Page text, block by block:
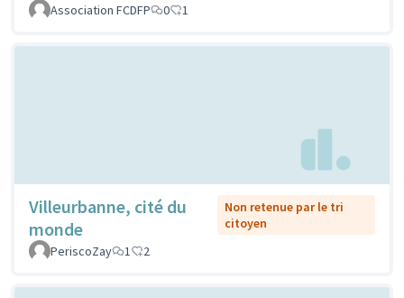
Association FCDFP
0 1
Villeurbanne, cité du
monde
Non retenue par le tri
citoyen
PeriscoZay
1 2